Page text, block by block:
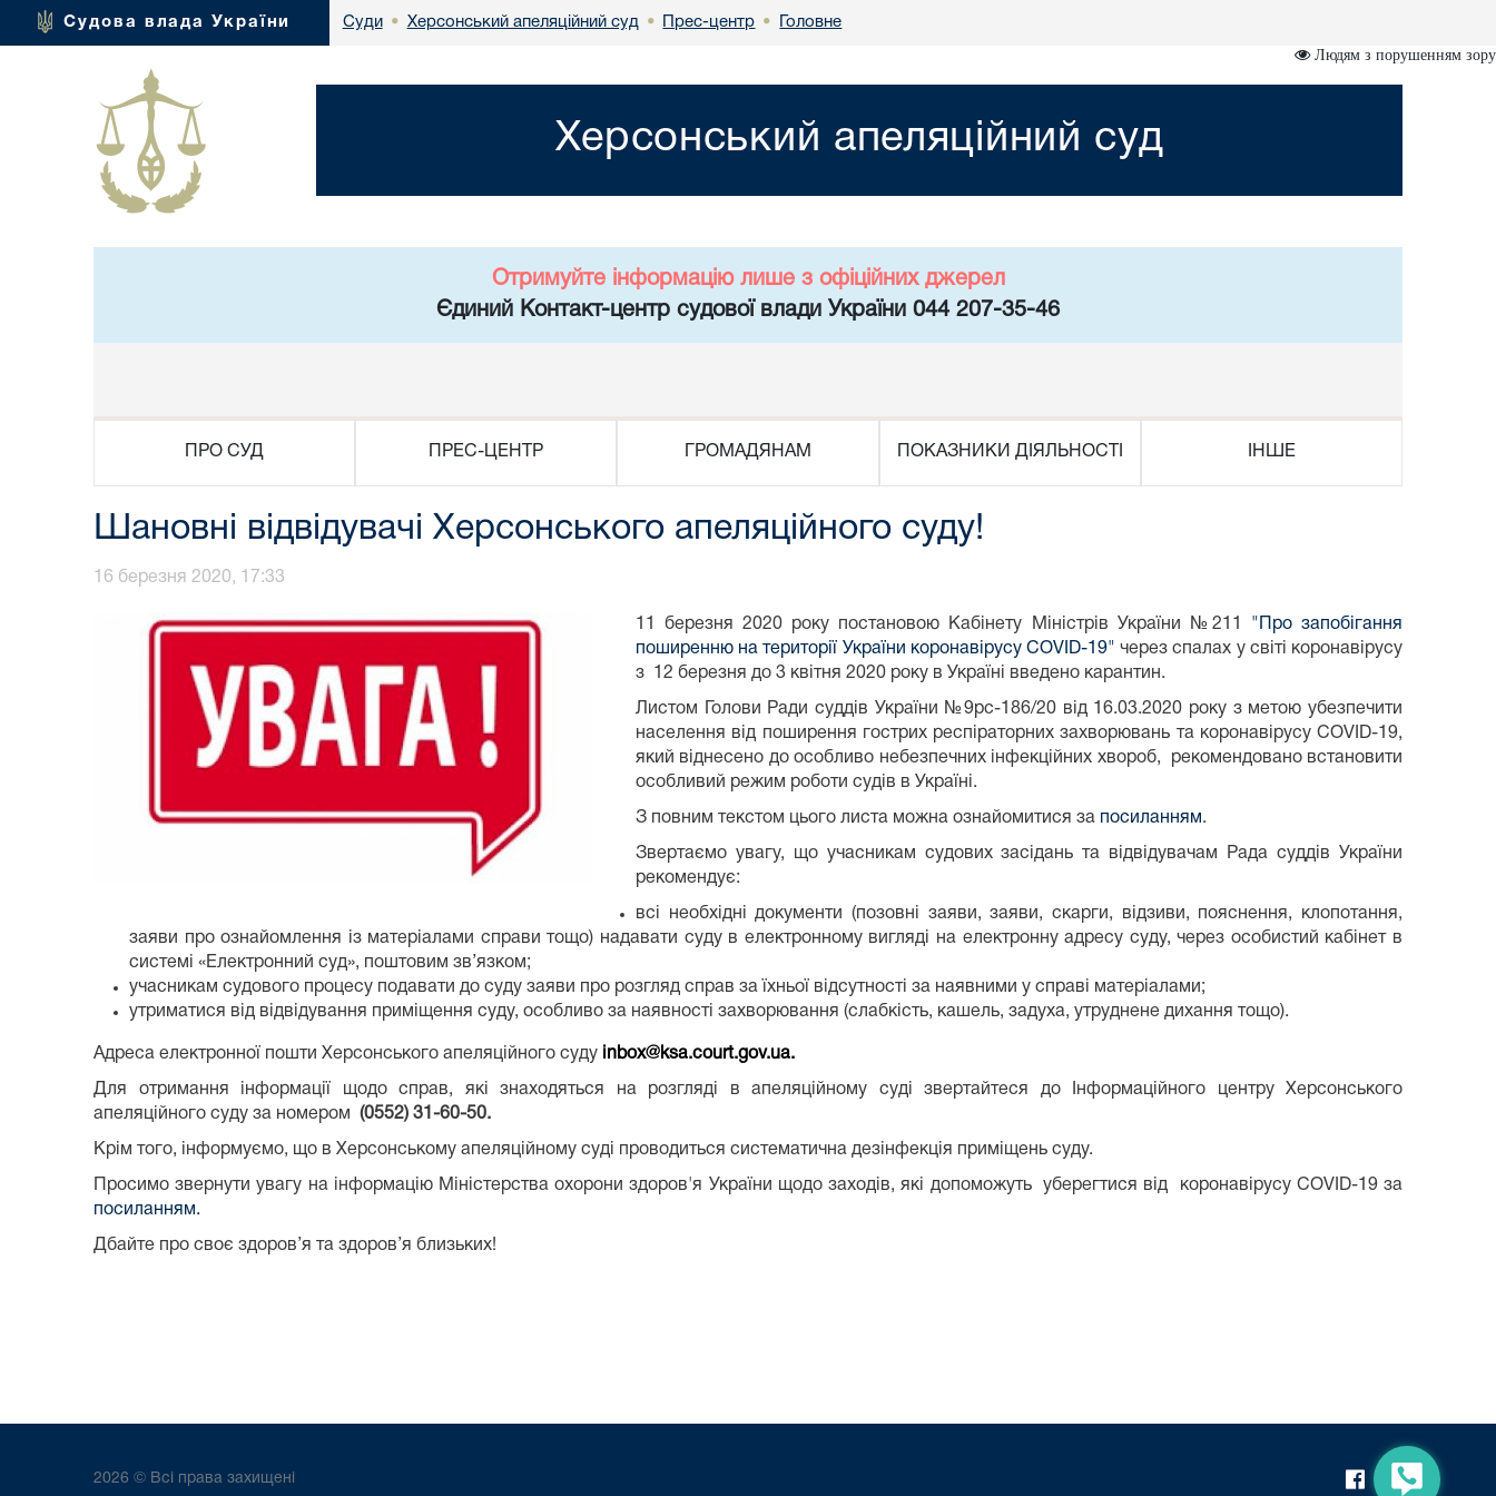
Судова влада України Суди • Херсонський апеляційний суд • Прес-центр • Головне
Людям з порушенням зору
Херсонський апеляційний суд
Отримуйте інформацію лише з офіційних джерел
Єдиний Контакт-центр судової влади України 044 207-35-46
ПРО СУД ПРЕС-ЦЕНТР ГРОМАДЯНАМ ПОКАЗНИКИ ДІЯЛЬНОСТІ ІНШЕ
Шановні відвідувачі Херсонського апеляційного суду!
16 березня 2020, 17:33
11 березня 2020 року постановою Кабінету Міністрів України №211 "Про запобігання
поширенню на території України коронавірусу COVID-19"через спалах у світі коронавірусу
з 12 березня до 3 квітня 2020 року в Україні введено карантин.
Листом Голови Ради суддів України №9рс-186/20 від 16.03.2020 року з метою убезпечити
населення від поширення гострих респіраторних захворювань та коронавірусу COVID-19,
який віднесено до особливо небезпечних інфекційних хвороб, рекомендовано встановити
особливий режим роботи судів в Україні.
З повним текстом цього листа можна ознайомитися за посиланням.
Звертаємо увагу, що учасникам судових засідань та відвідувачам Рада суддів України
рекомендує:
всі необхідні документи (позовні заяви, заяви, скарги, відзиви, пояснення, клопотання,
заяви про ознайомлення із матеріалами справи тощо) надавати суду в електронному вигляді на електронну адресу суду, через особистий кабінет в
системі «Електронний суд», поштовим зв’язком;
учасникам судового процесу подавати до суду заяви про розгляд справ за їхньої відсутності за наявними у справі матеріалами;
утриматися від відвідування приміщення суду, особливо за наявності захворювання (слабкість, кашель, задуха, утруднене дихання тощо).
Адреса електронної пошти Херсонського апеляційного суду inbox@ksa.court.gov.ua.
Для отримання інформації щодо справ, які знаходяться на розгляді в апеляційному суді звертайтеся до Інформаційного центру Херсонського
апеляційного суду за номером (0552) 31-60-50.
Крім того, інформуємо, що в Херсонському апеляційному суді проводиться систематична дезінфекція приміщень суду.
Просимо звернути увагу на інформацію Міністерства охорони здоров'я України щодо заходів, які допоможуть уберегтися від коронавірусу COVID-19 за
посиланням.
Дбайте про своє здоров’я та здоров’я близьких!
2026 © Всі права захищені